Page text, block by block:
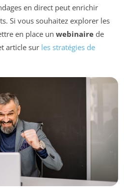
en direct peut enrichir
Si vous souhaitez explorer les
en place un webinaire de
article sur les stratégies de